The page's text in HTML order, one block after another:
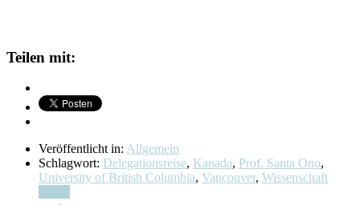
Teilen mit:
Veröffentlicht in: Allgemein
Schlagwort: Delegationsreise, Kanada, Prof. Santa Ono,
University of British Columbia, Vancouver, Wissenschaft